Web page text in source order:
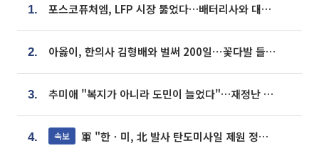
1. 포스코퓨처엠, LFP 시장 뚫었다…배터리사와 대규모 장기 공급 합의
2. 아옳이, 한의사 김형배와 벌써 200일⋯꽃다발 들고 "프러포즈 아냐"
3. 추미애 "복지가 아니라 도민이 늘었다"…재정난 책임론 정면돌파
4. 속보 軍 "한ㆍ미, 北 발사 탄도미사일 제원 정밀분석 중"